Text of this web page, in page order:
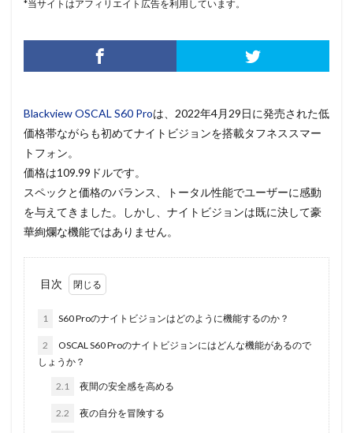
*当サイトはアフィリエイト広告を利用しています。
Blackview OSCAL S60 Proは、2022年4月29日に発売された低
価格帯ながらも初めてナイトビジョンを搭載タフネススマー
トフォン。
価格は109.99ドルです。
スペックと価格のバランス、トータル性能でユーザーに感動
を与えてきました。しかし、ナイトビジョンは既に決して豪
華絢爛な機能ではありません。
目次
1 S60 Proのナイトビジョンはどのように機能するのか？
2
OSCAL S60 Proのナイトビジョンにはどんな機能があるので
しょうか？
2.1 夜間の安全感を高める
2.2 夜の自分を冒険する